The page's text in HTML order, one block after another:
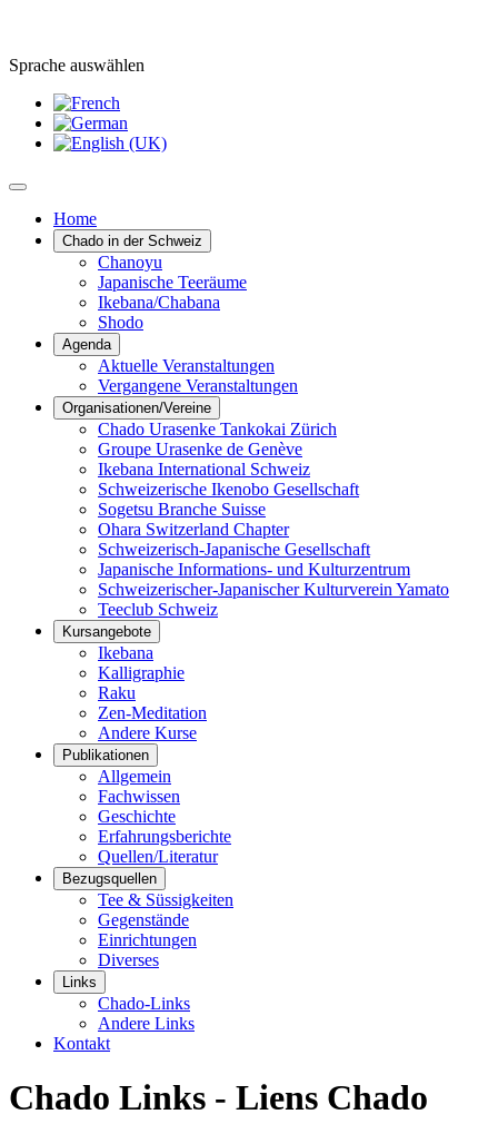
Sprache auswählen
Home
Chado in der Schweiz
Chanoyu
Japanische Teeräume
Ikebana/Chabana
Shodo
Agenda
Aktuelle Veranstaltungen
Vergangene Veranstaltungen
Organisationen/Vereine
Chado Urasenke Tankokai Zürich
Groupe Urasenke de Genève
Ikebana International Schweiz
Schweizerische Ikenobo Gesellschaft
Sogetsu Branche Suisse
Ohara Switzerland Chapter
Schweizerisch-Japanische Gesellschaft
Japanische Informations- und Kulturzentrum
Schweizerischer-Japanischer Kulturverein Yamato
Teeclub Schweiz
Kursangebote
Ikebana
Kalligraphie
Raku
Zen-Meditation
Andere Kurse
Publikationen
Allgemein
Fachwissen
Geschichte
Erfahrungsberichte
Quellen/Literatur
Bezugsquellen
Tee & Süssigkeiten
Gegenstände
Einrichtungen
Diverses
Links
Chado-Links
Andere Links
Kontakt
Chado Links - Liens Chado